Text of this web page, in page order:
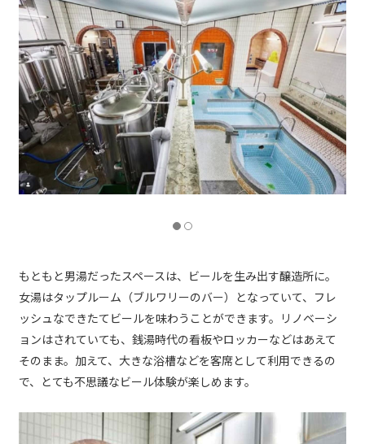
もともと男湯だったスペースは、ビールを生み出す醸造所に。
女湯はタップルーム（ブルワリーのバー）となっていて、フレ
ッシュなできたてビールを味わうことができます。リノベーシ
ョンはされていても、銭湯時代の看板やロッカーなどはあえて
そのまま。加えて、大きな浴槽などを客席として利用できるの
で、とても不思議なビール体験が楽しめます。